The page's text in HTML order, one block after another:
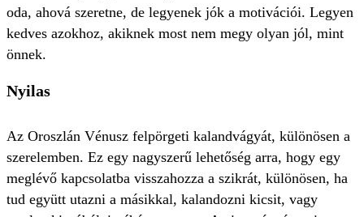
oda, ahová szeretne, de legyenek jók a motivációi. Legyen
kedves azokhoz, akiknek most nem megy olyan jól, mint
önnek.
Nyilas
Az Oroszlán Vénusz felpörgeti kalandvágyát, különösen a
szerelemben. Ez egy nagyszerű lehetőség arra, hogy egy
meglévő kapcsolatba visszahozza a szikrát, különösen, ha
tud együtt utazni a másikkal, kalandozni kicsit, vagy